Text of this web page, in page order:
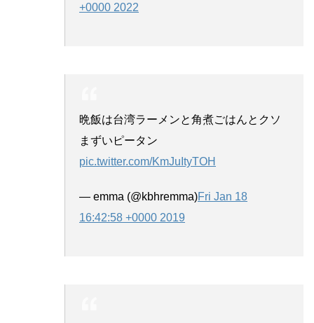
+0000 2022
晩飯は台湾ラーメンと角煮ごはんとクソ
まずいピータン
pic.twitter.com/KmJuItyTOH
— emma (@kbhremma)Fri Jan 18
16:42:58 +0000 2019